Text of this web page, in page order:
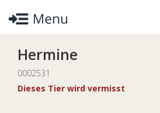
Hermine
0002531
Dieses Tier wird vermisst